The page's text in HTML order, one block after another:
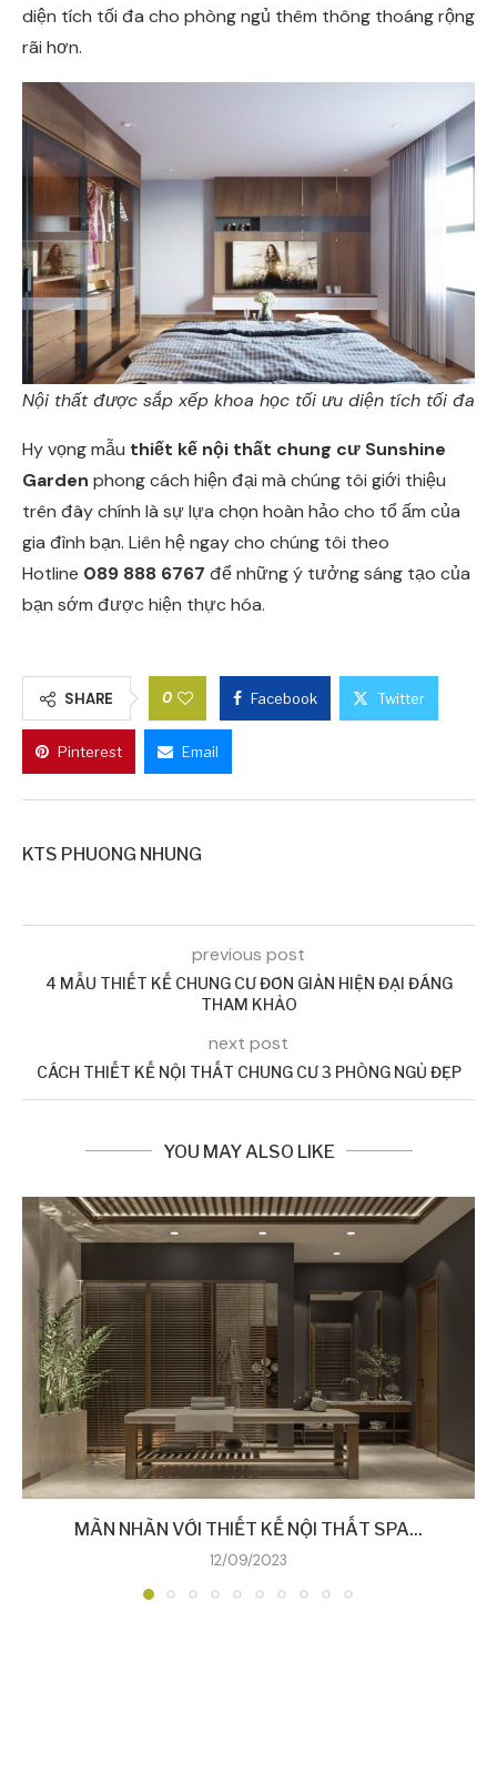
diện tích tối đa cho phòng ngủ thêm thông thoáng rộng
rãi hơn.
Nội thất được sắp xếp khoa học tối ưu diện tích tối đa
Hy vọng mẫu thiết kế nội thất chung cư Sunshine
Garden phong cách hiện đại mà chúng tôi giới thiệu
trên đây chính là sự lựa chọn hoàn hảo cho tổ ấm của
gia đình bạn. Liên hệ ngay cho chúng tôi theo
Hotline 089 888 6767 để những ý tưởng sáng tạo của
bạn sớm được hiện thực hóa.
SHARE 0 Facebook Twitter
Pinterest Email
KTS PHUONG NHUNG
previous post
4 MẪU THIẾT KẾ CHUNG CƯ ĐƠN GIẢN HIỆN ĐẠI ĐÁNG
THAM KHẢO
next post
CÁCH THIẾT KẾ NỘI THẤT CHUNG CƯ 3 PHÒNG NGỦ ĐẸP
YOU MAY ALSO LIKE
MÃN NHÃN VỚI THIẾT KẾ NỘI THẤT SPA...
12/09/2023